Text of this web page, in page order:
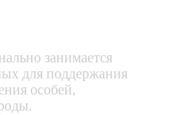
занимается
для поддержания
особей,